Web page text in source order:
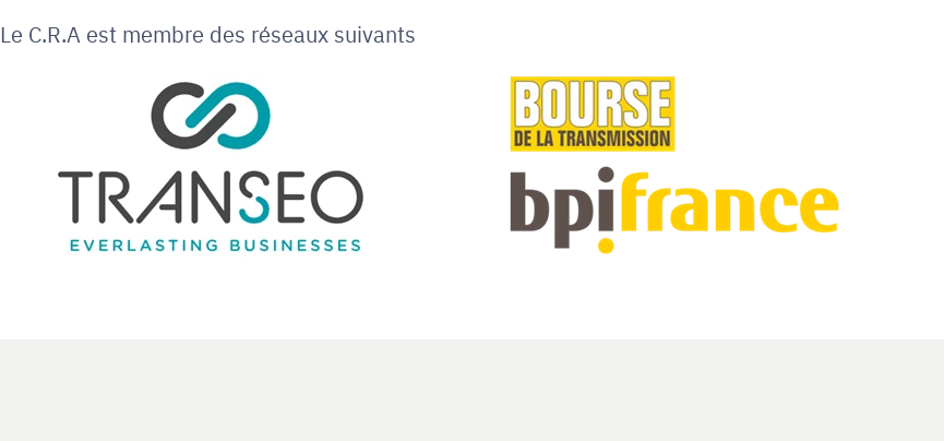
Le C.R.A est membre des réseaux suivants